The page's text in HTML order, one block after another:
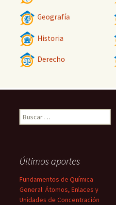
Geografía
Historia
Derecho
Buscar:
Últimos aportes
Fundamentos de Química
General: Átomos, Enlaces y
Unidades de Concentración